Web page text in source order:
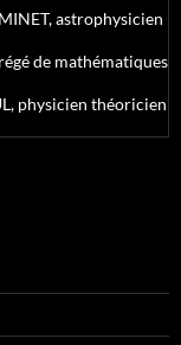
astrophysicien
de mathématiques
physicien théoricien